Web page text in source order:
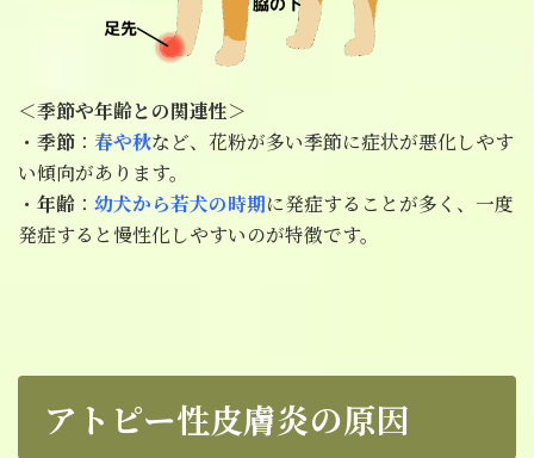
＜季節や年齢との関連性＞
・ 季節 ： 春や秋など、花粉が多い季節に症状が悪化しやす
い傾向があります。
・ 年齢 ： 幼犬から若犬の時期に発症することが多く、一度
発症すると慢性化しやすいのが特徴です。
アトピー性皮膚炎の原因